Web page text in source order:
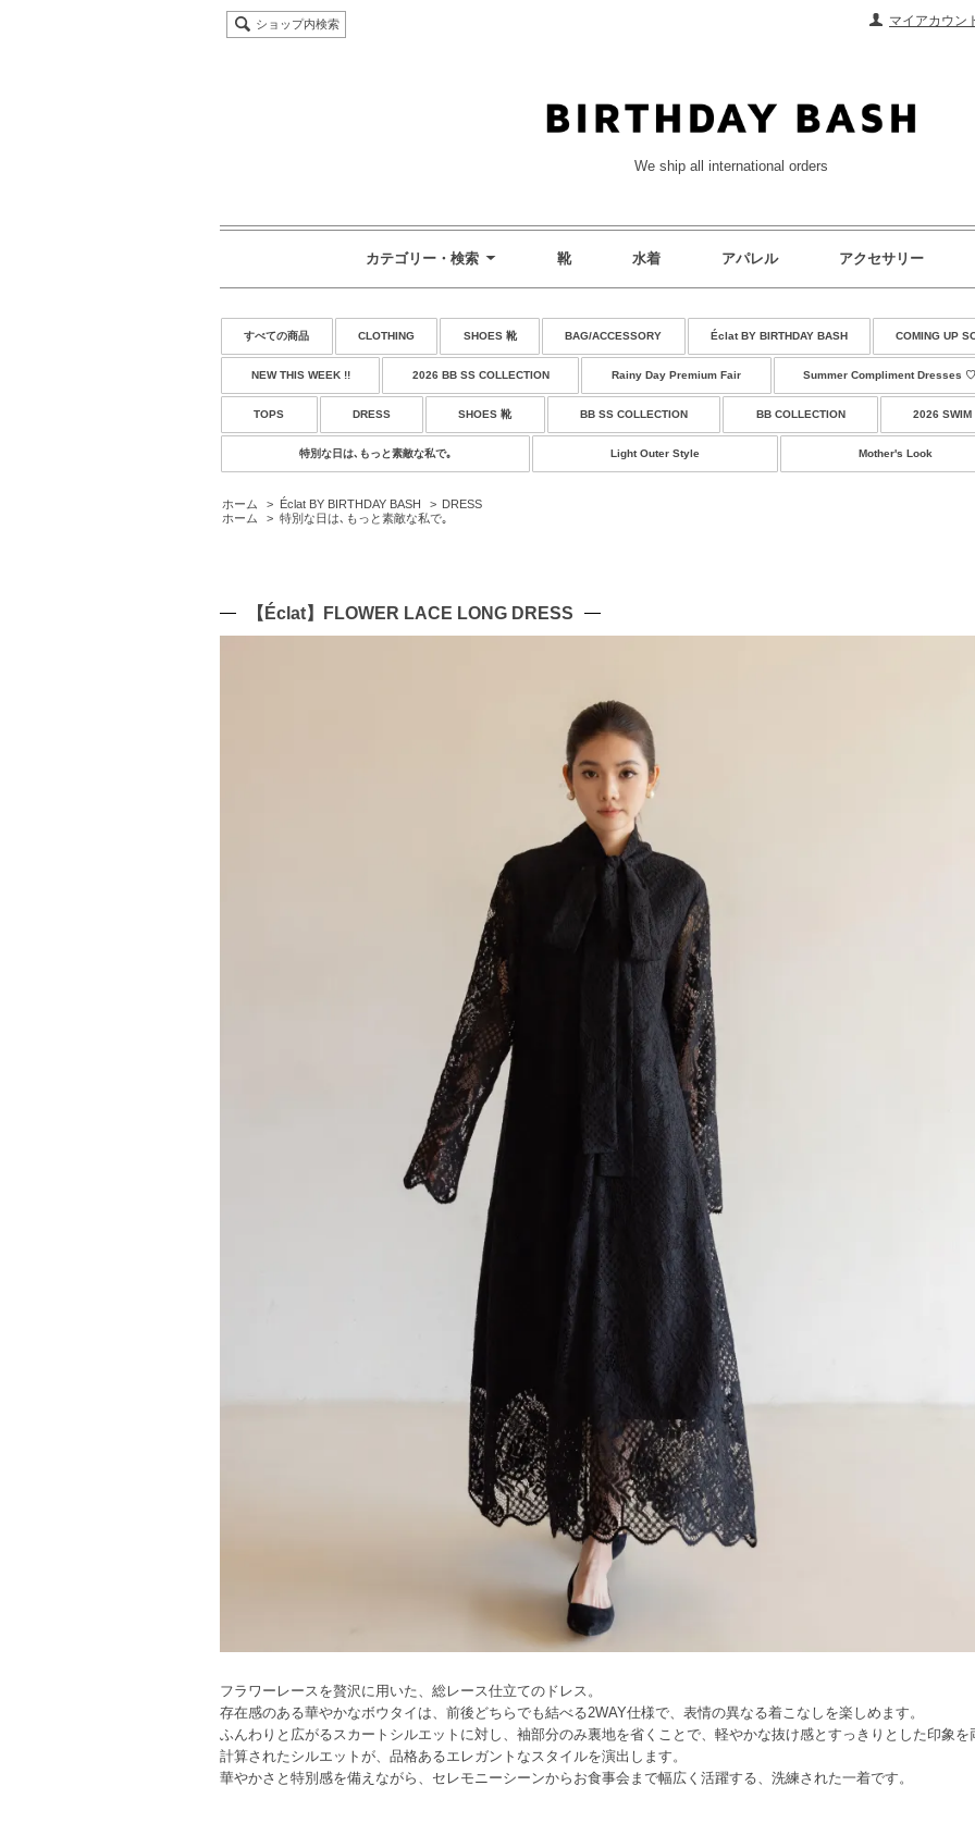
マイアカウン
ショップ内検索
We ship all international orders
カテゴリー・検索 靴 水着 アパレル アクセサリー
すべての商品 CLOTHING SHOES 靴 BAG/ACCESSORY Éclat BY BIRTHDAY BASH COMING UP
NEW THIS WEEK !! 2026 BB SS COLLECTION Rainy Day Premium Fair Summer Compliment Dresses
TOPS DRESS SHOES 靴 BB SS COLLECTION BB COLLECTION 2026 SWIM
特別な日は､もっと素敵な私で｡ Light Outer Style Mother's Look
ホーム > Éclat BY BIRTHDAY BASH > DRESS
ホーム
> 特別な日は､もっと素敵な私で｡
【Éclat】FLOWER LACE LONG DRESS
フラワーレースを贅沢に用いた、総レース仕立てのドレス。
存在感のある華やかなボウタイは、前後どちらでも結べる2WAY仕様で、表情の異なる着こなしを楽しめます。
ふんわりと広がるスカートシルエットに対し、袖部分のみ裏地を省くことで、軽やかな抜け感とすっきりとした印象を
計算されたシルエットが、品格あるエレガントなスタイルを演出します。
華やかさと特別感を備えながら、セレモニーシーンからお食事会まで幅広く活躍する、洗練された一着です。